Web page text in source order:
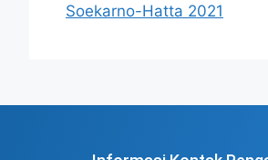
Soekarno-Hatta 2021